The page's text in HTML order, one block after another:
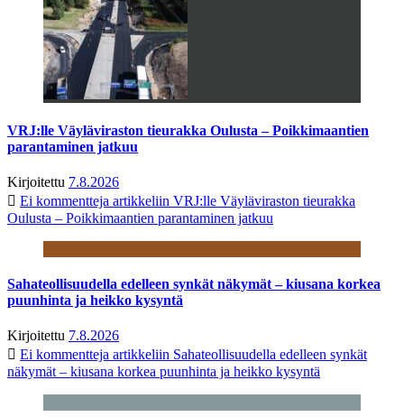
VRJ:lle Väyläviraston tieurakka Oulusta – Poikkimaantien
parantaminen jatkuu
Kirjoitettu 7.8.2026
Ei kommentteja artikkeliin VRJ:lle Väyläviraston tieurakka
Oulusta – Poikkimaantien parantaminen jatkuu
Sahateollisuudella edelleen synkät näkymät – kiusana korkea
puunhinta ja heikko kysyntä
Kirjoitettu 7.8.2026
Ei kommentteja artikkeliin Sahateollisuudella edelleen synkät
näkymät – kiusana korkea puunhinta ja heikko kysyntä